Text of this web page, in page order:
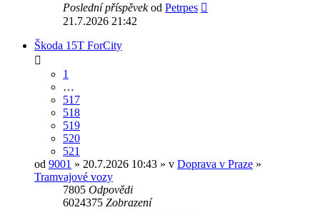
Poslední příspěvekod Petrpes
21.7.2026 21:42
Škoda 15T ForCity
1
…
517
518
519
520
521
od 9001 » 20.7.2026 10:43 » v Doprava v Praze »
Tramvajové vozy
7805 Odpovědi
6024375 Zobrazení